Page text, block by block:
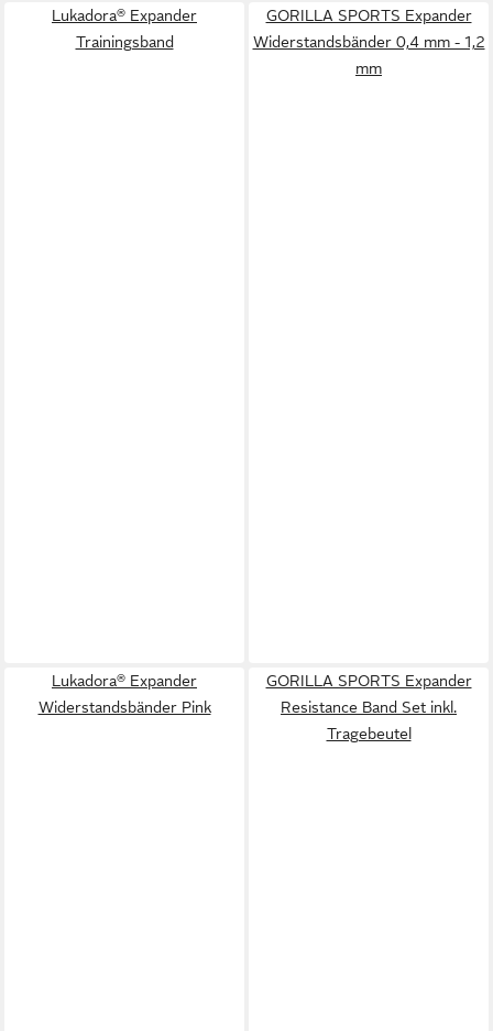
Lukadora® Expander
Trainingsband
GORILLA SPORTS Expander
Widerstandsbänder 0,4 mm - 1,2
mm
Lukadora® Expander
Widerstandsbänder Pink
GORILLA SPORTS Expander
Resistance Band Set inkl.
Tragebeutel